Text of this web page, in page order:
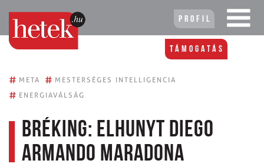
Profil
Támogatás
# META # MESTERSÉGES INTELLIGENCIA
# ENERGIAVÁLSÁG
Bréking: elhunyt Diego
Armando Maradona